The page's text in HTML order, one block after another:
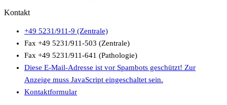
Kontakt
+49 5231/911-9 (Zentrale)
Fax +49 5231/911-503 (Zentrale)
Fax +49 5231/911-641 (Pathologie)
Diese E-Mail-Adresse ist vor Spambots geschützt! Zur
Anzeige muss JavaScript eingeschaltet sein.
Kontaktformular